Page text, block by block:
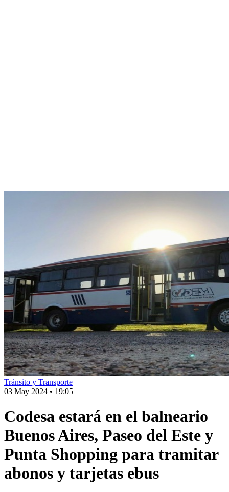
Tránsito y Transporte
03 May 2024 • 19:05
Codesa estará en el balneario
Buenos Aires, Paseo del Este y
Punta Shopping para tramitar
abonos y tarjetas ebus